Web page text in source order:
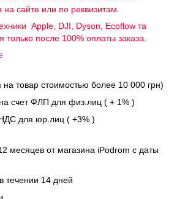
сайте или по реквизитам.
Apple, DJI, Dyson, Ecoflow та
только после 100% оплаты заказа.
товар стоимостью более 10 000 грн)
счет ФЛП для физ.лиц ( + 1% )
для юр.лиц ( +3% )
месяцев от магазина iPodrom с даты
в течении 14 дней